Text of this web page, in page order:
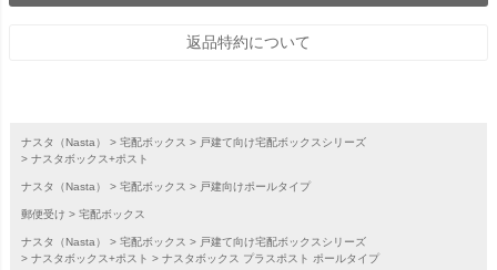
返品特約について
ナスタ（Nasta） 宅配ボックス
戸建て向け宅配ボックスシリーズ
ナスタボックス+ポスト
ナスタ（Nasta） 宅配ボックス 戸建向けポールタイプ
郵便受け 宅配ボックス
ナスタ（Nasta） 宅配ボックス
戸建て向け宅配ボックスシリーズ
ナスタボックス+ポスト
ナスタボックス プラスポスト ポールタイプ